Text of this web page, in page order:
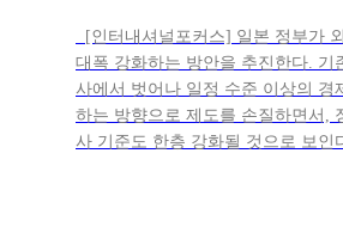
[인터내셔널포커스] 일본 정부가
대폭 강화하는 방안을 추진한다. 기
사에서 벗어나 일정 수준 이상의 경
하는 방향으로 제도를 손질하면서,
사 기준도 한층 강화될 것으로 보인